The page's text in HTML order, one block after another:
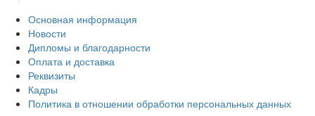
Основная информация
Новости
Дипломы и благодарности
Оплата и доставка
Реквизиты
Кадры
Политика в отношении обработки персональных данных